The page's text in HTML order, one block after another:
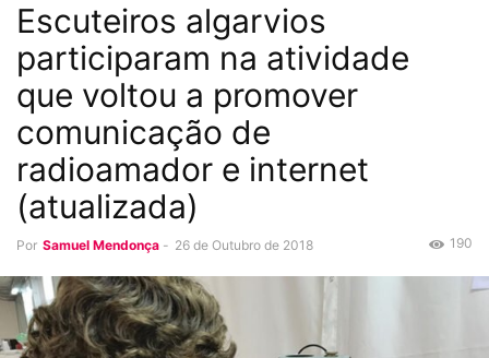
Escuteiros algarvios
participaram na atividade
que voltou a promover
comunicação de
radioamador e internet
(atualizada)
Por Samuel Mendonça - 26 de Outubro de 2018 190